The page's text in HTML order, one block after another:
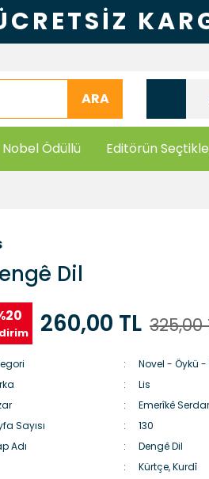
ARA
Nobel Ödüllü Editörün
Dil
260,00 TL 325,00
Novel - Öykü -
Lis
Emerîkê Serdar
Sayısı
130
Adı
Dengê Dil
Kürtçe, Kurdî